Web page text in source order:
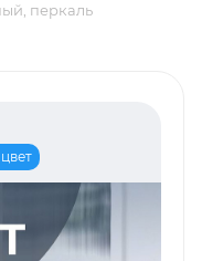
перкаль